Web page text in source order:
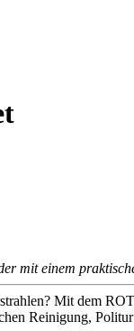
mit einem
Mit dem
Reinigung,